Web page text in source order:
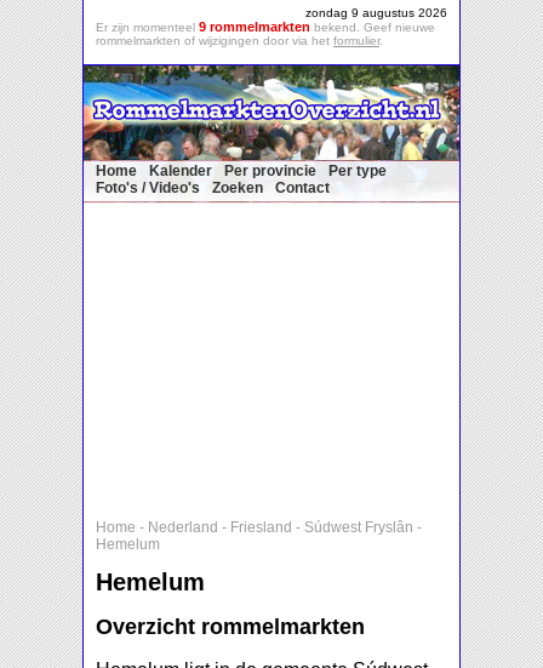
zondag 9 augustus 2026
Er zijn momenteel 9 rommelmarkten bekend. Geef nieuwe
rommelmarkten of wijzigingen door via het formulier.
Home Kalender Per provincie
Per type
Foto's / Video's
Zoeken Contact
Home - Nederland - Friesland - Súdwest Fryslân -
Hemelum
Hemelum
Overzicht rommelmarkten